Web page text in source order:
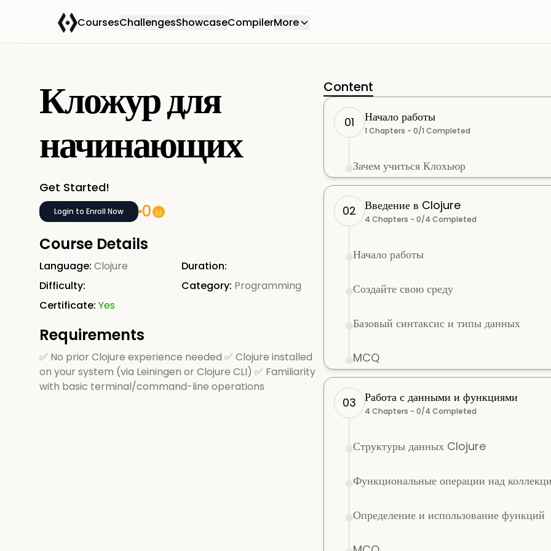
CoursesChallengesShowcaseCompilerMore
Кложур для
начинающих
Get Started!
Login to Enroll Now
0
Course Details
Language: Clojure
Duration:
Difficulty:
Category: Programming
Certificate: Yes
Requirements
✅ No prior Clojure experience needed ✅ Clojure installed
on your system (via Leiningen or Clojure CLI) ✅ Familiarity
with basic terminal/command-line operations
Content
01 Начало работы
1 Chapters - 0/1 Completed
Зачем учиться Клохьюр
02 Введение в Clojure
4 Chapters - 0/4 Completed
Начало работы
Создайте свою среду
Базовый синтаксис и типы данных
MCQ
03 Работа с данными и функциями
4 Chapters - 0/4 Completed
Структуры данных Clojure
Функциональные операции над
Определение и использование функций